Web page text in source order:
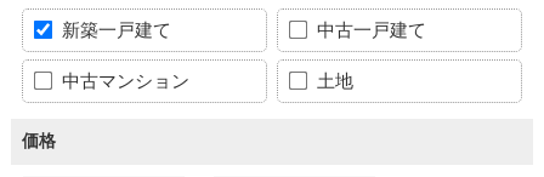
新築一戸建て 中古一戸建て
中古マンション 土地
価格